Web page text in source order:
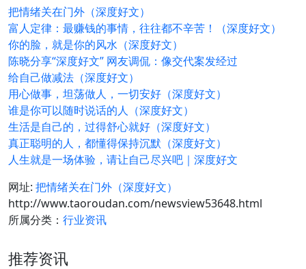
把情绪关在门外（深度好文）
富人定律：最赚钱的事情，往往都不辛苦！（深度好文）
你的脸，就是你的风水（深度好文）
陈晓分享“深度好文” 网友调侃：像交代案发经过
给自己做减法（深度好文）
用心做事，坦荡做人，一切安好（深度好文）
谁是你可以随时说话的人（深度好文）
生活是自己的，过得舒心就好（深度好文）
真正聪明的人，都懂得保持沉默（深度好文）
人生就是一场体验，请让自己尽兴吧｜深度好文
网址: 把情绪关在门外（深度好文）
http://www.taoroudan.com/newsview53648.html
所属分类： 行业资讯
推荐资讯